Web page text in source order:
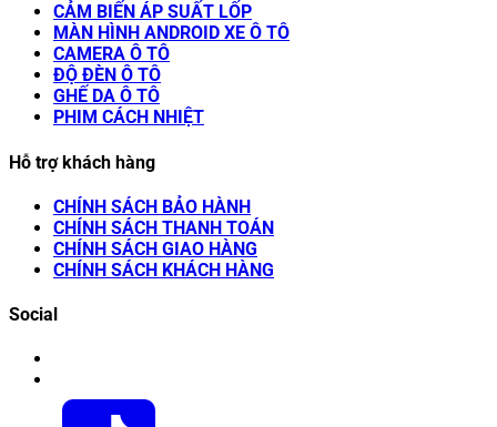
CẢM BIẾN ÁP SUẤT LỐP
MÀN HÌNH ANDROID XE Ô TÔ
CAMERA Ô TÔ
ĐỘ ĐÈN Ô TÔ
GHẾ DA Ô TÔ
PHIM CÁCH NHIỆT
Hỗ trợ khách hàng
CHÍNH SÁCH BẢO HÀNH
CHÍNH SÁCH THANH TOÁN
CHÍNH SÁCH GIAO HÀNG
CHÍNH SÁCH KHÁCH HÀNG
Social